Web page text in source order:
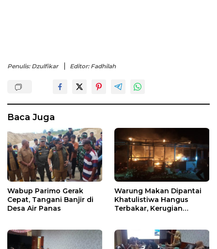
Penulis: Dzulfikar Editor: Fadhilah
Baca Juga
Wabup Parimo Gerak
Cepat, Tangani Banjir di
Desa Air Panas
Warung Makan Dipantai
Khatulistiwa Hangus
Terbakar, Kerugian